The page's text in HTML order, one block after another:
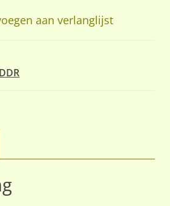
aan verlanglijst